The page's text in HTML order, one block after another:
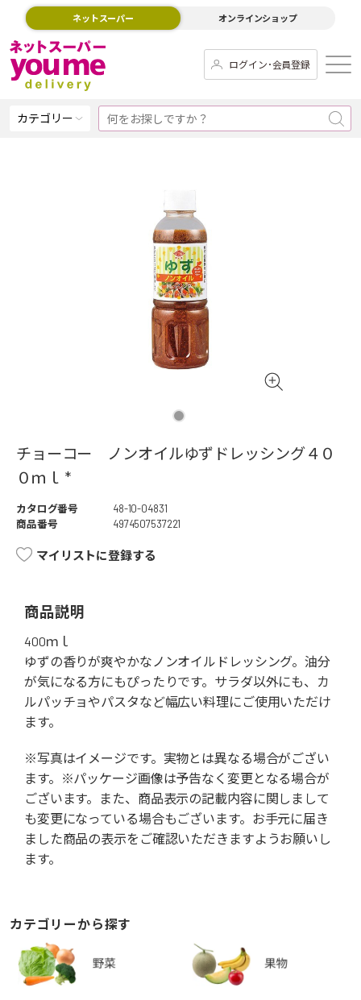
ネットスーパー オンラインショップ
ログイン･会員登録
カテゴリー
チョーコー ノンオイルゆずドレッシング４０
０ｍｌ *
カタログ番号
48-10-04831
商品番号
4974507537221
マイリストに登録する
商品説明
400ｍｌ
ゆずの香りが爽やかなノンオイルドレッシング。油分
が気になる方にもぴったりです。サラダ以外にも、カ
ルパッチョやパスタなど幅広い料理にご使用いただけ
ます。
※写真はイメージです。実物とは異なる場合がござい
ます。※パッケージ画像は予告なく変更となる場合が
ございます。また、商品表示の記載内容に関しまして
も変更になっている場合もございます。お手元に届き
ました商品の表示をご確認いただきますようお願いし
ます。
カテゴリーから探す